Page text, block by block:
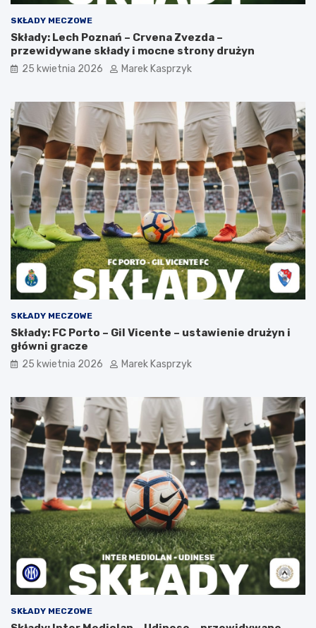
SKŁADY MECZOWE
Składy: Lech Poznań – Crvena Zvezda –
przewidywane składy i mocne strony drużyn
25 kwietnia 2026 Marek Kasprzyk
SKŁADY MECZOWE
Składy: FC Porto – Gil Vicente – ustawienie drużyn i
główni gracze
25 kwietnia 2026 Marek Kasprzyk
SKŁADY MECZOWE